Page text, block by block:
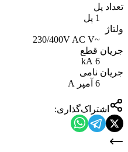
تعداد پل
1 پل
ولتاژ
~230/400V AC V
جریان قطع
6 kA
جریان نامی
6 آمپر A
اشتراک‌گذاری: